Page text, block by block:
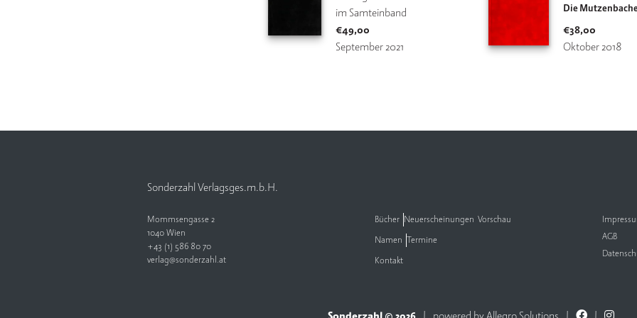
im Samteinband
€49,00
September 2021
Die
€38,00
Oktober 2018
Sonderzahl Verlagsges.m.b.H.
Mommsengasse 2
1040 Wien
+43 (1) 586 80 70
verlag@sonderzahl.at
Bücher Neuerscheinungen Vorschau
Namen Termine
Kontakt
AGB